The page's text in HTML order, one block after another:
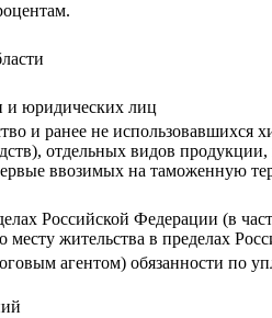
и юридических лиц
и ранее не использовавшихся
отдельных видов
ввозимых на таможенную
Российской Федерации (в
жительства в пределах
агентом) обязанности по